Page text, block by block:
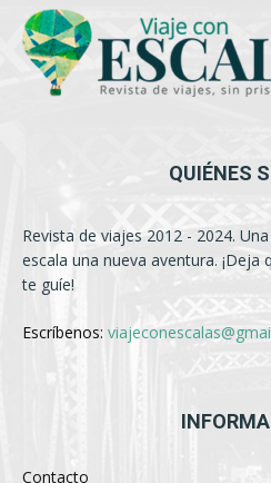
QUIÉNES
Revista de viajes 2012 - 2024.
escala una nueva aventura. ¡Deja
te guíe!
Escríbenos:
Contacto